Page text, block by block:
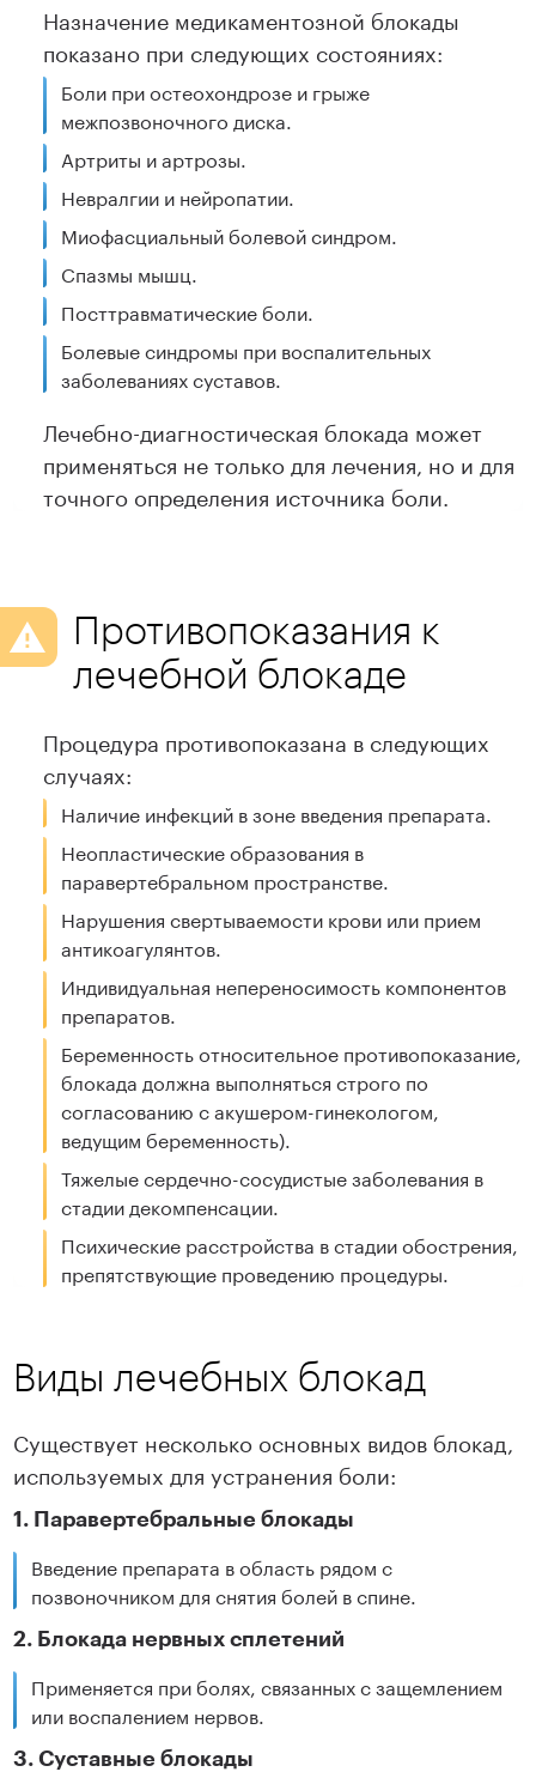
Назначение медикаментозной блокады
показано при следующих состояниях:
Боли при остеохондрозе и грыже
межпозвоночного диска.
Артриты и артрозы.
Невралгии и нейропатии.
Миофасциальный болевой синдром.
Спазмы мышц.
Посттравматические боли.
Болевые синдромы при воспалительных
заболеваниях суставов.
Лечебно-диагностическая блокада может
применяться не только для лечения, но и для
точного определения источника боли.
Противопоказания к
лечебной блокаде
Процедура противопоказана в следующих
случаях:
Наличие инфекций в зоне введения препарата.
Неопластические образования в
паравертебральном пространстве.
Нарушения свертываемости крови или прием
антикоагулянтов.
Индивидуальная непереносимость компонентов
препаратов.
Беременность относительное противопоказание,
блокада должна выполняться строго по
согласованию с акушером-гинекологом,
ведущим беременность).
Тяжелые сердечно-сосудистые заболевания в
стадии декомпенсации.
Психические расстройства в стадии обострения,
препятствующие проведению процедуры.
Виды лечебных блокад
Существует несколько основных видов блокад,
используемых для устранения боли:
1. Паравертебральные блокады
Введение препарата в область рядом с
позвоночником для снятия болей в спине.
2. Блокада нервных сплетений
Применяется при болях, связанных с защемлением
или воспалением нервов.
3. Суставные блокады